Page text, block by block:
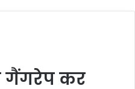
गैंगरेप कर